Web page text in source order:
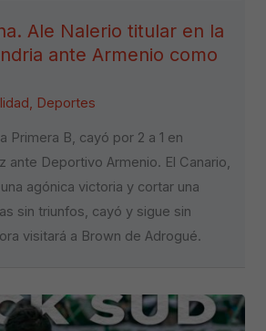
Ale Nalerio titular en la
ante Armenio como
Deportes
Primera B, cayó por 2 a 1 en
ante Deportivo Armenio. El Canario,
agónica victoria y cortar una
sin triunfos, cayó y sigue sin
visitará a Brown de Adrogué.